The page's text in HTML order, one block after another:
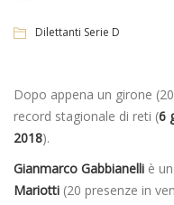
Dilettanti Serie D
Dopo appena un girone
record stagionale di reti (6
2018).
Gianmarco Gabbianelli è
Mariotti (20 presenze in